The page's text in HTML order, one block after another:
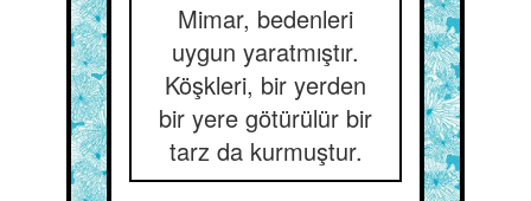
Mimar, bedenleri
uygun yaratmıştır.
Köşkleri, bir yerden
bir yere götürülür bir
tarz da kurmuştur.